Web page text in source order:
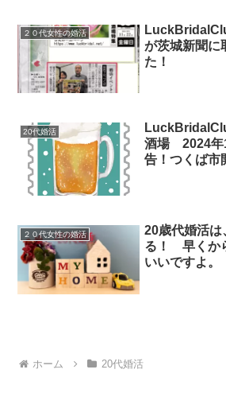
２０代女性の婚活
が茨城新聞に
た！
20代婚活
酒場 2024年
告！つくば市
２０代女性の婚活
20歳代婚活は
る！ 早くか
いいですよ。
ホーム 20代婚活